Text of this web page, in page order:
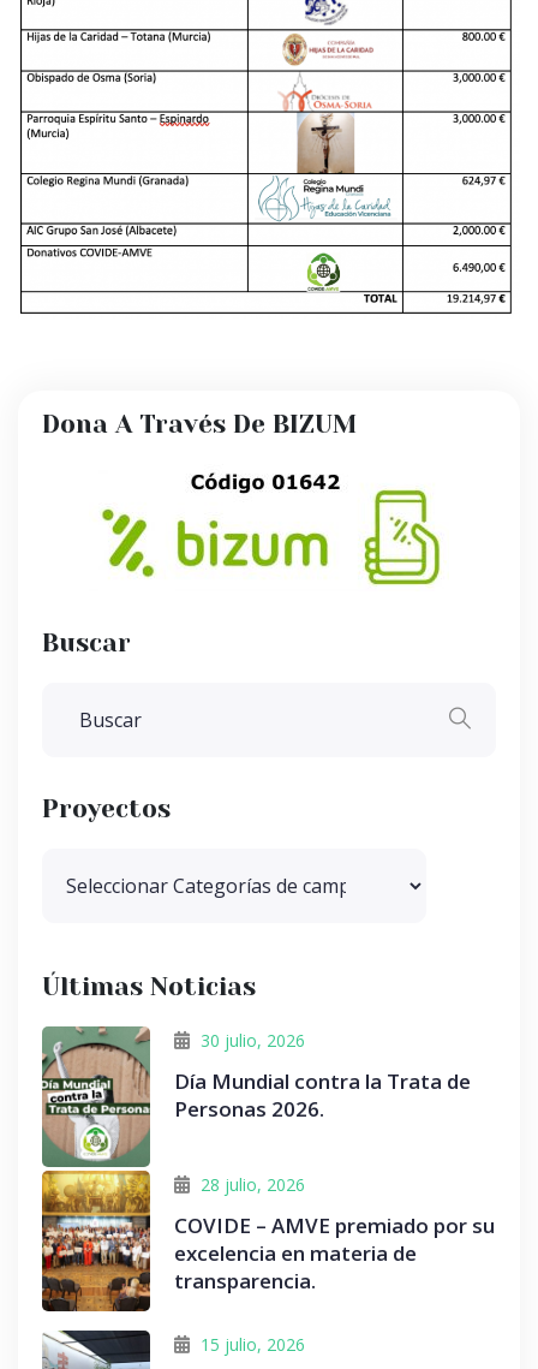
Dona A Través De BIZUM
Buscar
Proyectos
Últimas Noticias
30 julio, 2026
Día Mundial contra la Trata de
Personas 2026.
28 julio, 2026
COVIDE – AMVE premiado por su
excelencia en materia de
transparencia.
15 julio, 2026